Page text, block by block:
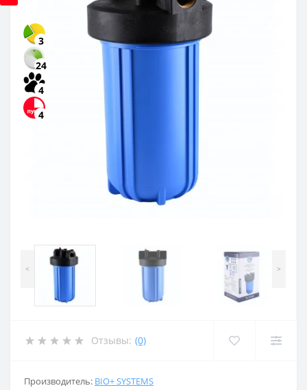
3
24
4
4
< >
Отзывы: (0)
Производитель: BIO+ SYSTEMS